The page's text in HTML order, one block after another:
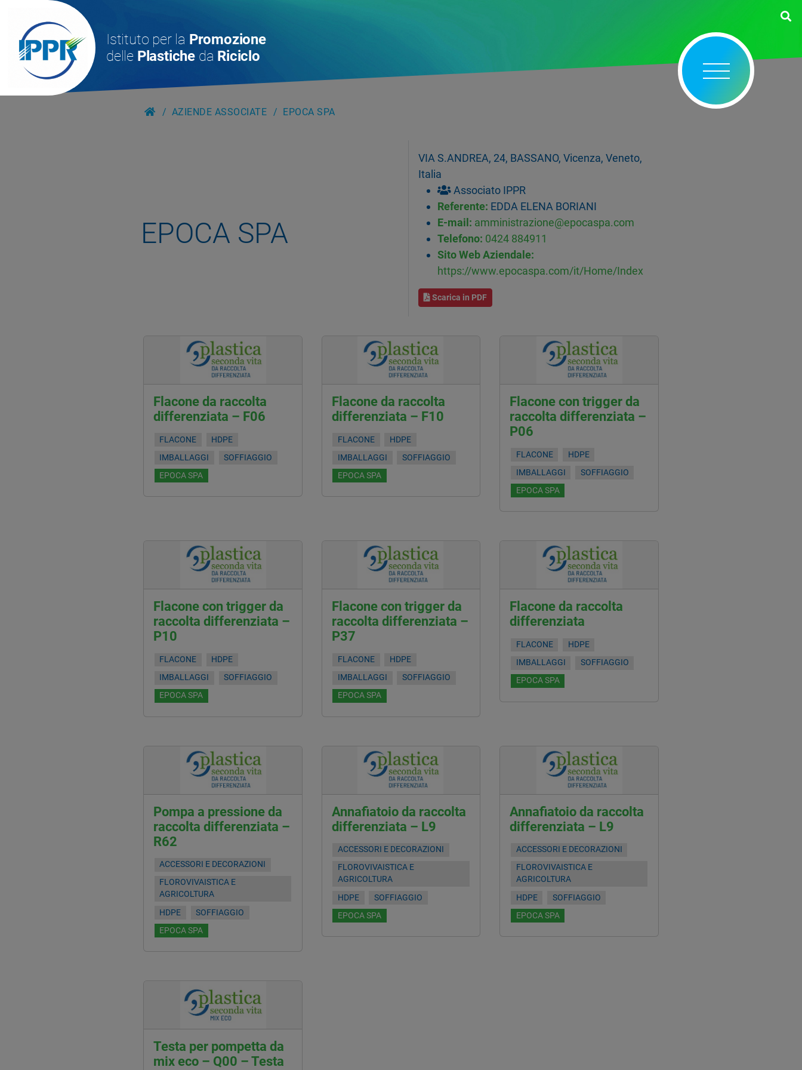
Istituto per la Promozione
delle Plastiche da Riciclo
AZIENDE ASSOCIATE EPOCA SPA
EPOCA SPA
VIA S.ANDREA, 24, BASSANO, Vicenza, Veneto,
Italia
Associato IPPR
Referente: EDDA ELENA BORIANI
E-mail: amministrazione@epocaspa.com
Telefono: 0424 884911
Sito Web Aziendale:
https://www.epocaspa.com/it/Home/Index
Scarica in PDF
Flacone da raccolta
differenziata – F06
FLACONE
HDPE
IMBALLAGGI
SOFFIAGGIO
EPOCA SPA
Flacone da raccolta
differenziata – F10
FLACONE
HDPE
IMBALLAGGI
SOFFIAGGIO
EPOCA SPA
Flacone con trigger da
raccolta differenziata –
P06
FLACONE
HDPE
IMBALLAGGI
SOFFIAGGIO
EPOCA SPA
Flacone con trigger da
raccolta differenziata –
P10
FLACONE
HDPE
IMBALLAGGI
SOFFIAGGIO
EPOCA SPA
Flacone con trigger da
raccolta differenziata –
P37
FLACONE
HDPE
IMBALLAGGI
SOFFIAGGIO
EPOCA SPA
Flacone da raccolta
differenziata
FLACONE
HDPE
IMBALLAGGI
SOFFIAGGIO
EPOCA SPA
Pompa a pressione da
raccolta differenziata –
R62
ACCESSORI E DECORAZIONI
FLOROVIVAISTICA E
AGRICOLTURA
HDPE
SOFFIAGGIO
EPOCA SPA
Annafiatoio da raccolta
differenziata – L9
ACCESSORI E DECORAZIONI
FLOROVIVAISTICA E
AGRICOLTURA
HDPE
SOFFIAGGIO
EPOCA SPA
Annafiatoio da raccolta
differenziata – L9
ACCESSORI E DECORAZIONI
FLOROVIVAISTICA E
AGRICOLTURA
HDPE
SOFFIAGGIO
EPOCA SPA
Testa per pompetta da
mix eco – Q00 – Testa